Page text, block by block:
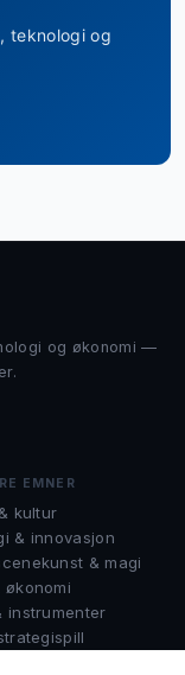
teknologi og
og økonomi —
EMNER
kultur
& innovasjon
& magi
økonomi
instrumenter